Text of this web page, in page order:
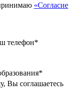
«Согласие
телефон*
*
Вы соглашаетесь